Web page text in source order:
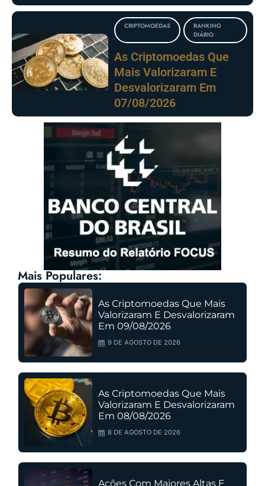
CRIPTOMOEDAS
RANKING
DIÁRIO
As Criptomoedas Que
Mais Valorizaram E
Desvalorizaram Em
07/08/2026
Mais Populares:
As Criptomoedas Que Mais
Valorizaram E Desvalorizaram
Em 09/08/2026
9 DE AGOSTO DE 2026
As Criptomoedas Que Mais
Valorizaram E Desvalorizaram
Em 08/08/2026
8 DE AGOSTO DE 2026
Ações Com Maiores Altas E